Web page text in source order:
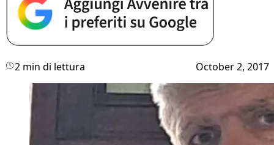
2 min di lettura October 2, 2017